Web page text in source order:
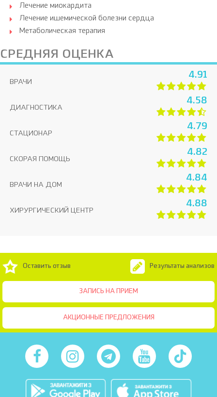
Лечение миокардита
Лечение ишемической болезни сердца
Метаболическая терапия
СРЕДНЯЯ ОЦЕНКА
ВРАЧИ
4.91
ДИАГНОСТИКА
4.58
СТАЦИОНАР
4.79
СКОРАЯ ПОМОЩЬ
4.82
ВРАЧИ НА ДОМ
4.84
ХИРУРГИЧЕСКИЙ ЦЕНТР
4.88
ЗАПИСЬ НА ПРИЕМ
Оставить отзыв Результаты анализов
АКЦИОННЫЕ ПРЕДЛОЖЕНИЯ